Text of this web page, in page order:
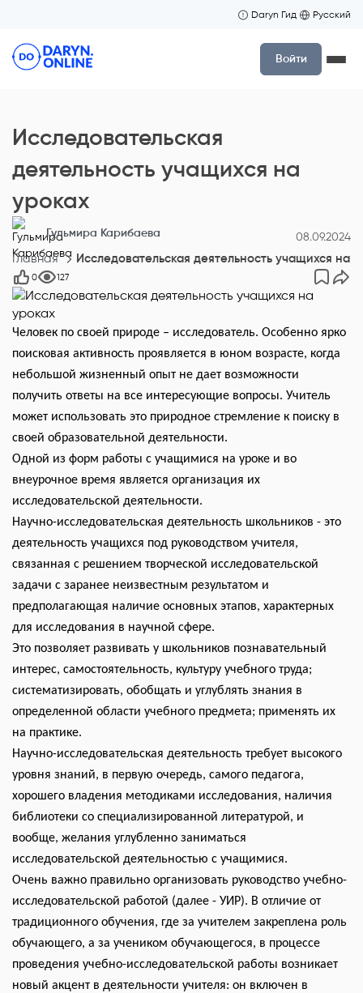
Daryn Гид Русский
Войти
Исследовательская
деятельность учащихся на
уроках
Гульмира Карибаева 08.09.2024
Главная Исследовательская деятельность учащихся на
0 127
Человек по своей природе – исследователь. Особенно ярко
поисковая активность проявляется в юном возрасте, когда
небольшой жизненный опыт не дает возможности
получить ответы на все интересующие вопросы. Учитель
может использовать это природное стремление к поиску в
своей образовательной деятельности.
Одной из форм работы с учащимися на уроке и во
внеурочное время является организация их
исследовательской деятельности.
Научно-исследовательская деятельность школьников - это
деятельность учащихся под руководством учителя,
связанная с решением творческой исследовательской
задачи с заранее неизвестным результатом и
предполагающая наличие основных этапов, характерных
для исследования в научной сфере.
Это позволяет развивать у школьников познавательный
интерес, самостоятельность, культуру учебного труда;
систематизировать, обобщать и углублять знания в
определенной области учебного предмета; применять их
на практике.
Научно-исследовательская деятельность требует высокого
уровня знаний, в первую очередь, самого педагога,
хорошего владения методиками исследования, наличия
библиотеки со специализированной литературой, и
вообще, желания углубленно заниматься
исследовательской деятельностью с учащимися.
Очень важно правильно организовать руководство учебно-
исследовательской работой (далее - УИР). В отличие от
традиционного обучения, где за учителем закреплена роль
обучающего, а за учеником обучающегося, в процессе
проведения учебно-исследовательской работы возникает
новый акцент в деятельности учителя: он включен в